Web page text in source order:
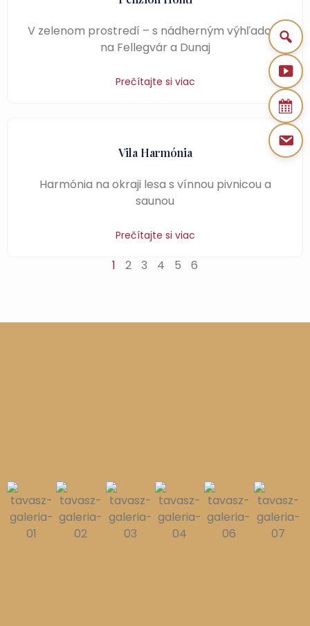
V zelenom prostredí – s nádherným výhľadom
na Fellegvár a Dunaj
Prečítajte si viac
Vila Harmónia
Harmónia na okraji lesa s vínnou pivnicou a
saunou
Prečítajte si viac
1 2 3 4 5 6